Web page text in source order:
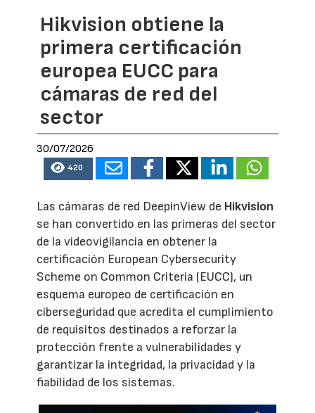
Hikvision obtiene la
primera certificación
europea EUCC para
cámaras de red del
sector
30/07/2026
420
Las cámaras de red DeepinView de Hikvision
se han convertido en las primeras del sector
de la videovigilancia en obtener la
certificación European Cybersecurity
Scheme on Common Criteria (EUCC), un
esquema europeo de certificación en
ciberseguridad que acredita el cumplimiento
de requisitos destinados a reforzar la
protección frente a vulnerabilidades y
garantizar la integridad, la privacidad y la
fiabilidad de los sistemas.